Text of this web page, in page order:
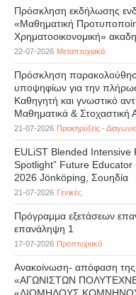
Πρόσκληση εκδήλωσης
«Μαθηματική
Χρηματοοικονομική»
22-07-2026 Μεταπτυχιακά
Πρόσκληση
υποψηφίων για την
Καθηγητή και γνωστικό
Μαθηματικά &
21-07-2026 Προκηρύξεις -
EULiST Blended Intensive
Spotlight” Future Educator
2026 Jönköping, Σουηδία
21-07-2026 Γενικές
Πρόγραμμα εξετάσεων
επανάληψη 1
17-07-2026 Προπτυχιακά
Ανακοίνωση- απόφαση
«ΑΓΩΝΙΣΤΩΝ